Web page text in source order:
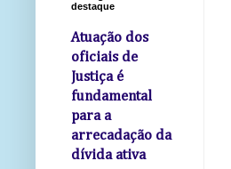
destaque
Atuação dos
oficiais de
Justiça é
fundamental
para a
arrecadação da
dívida ativa